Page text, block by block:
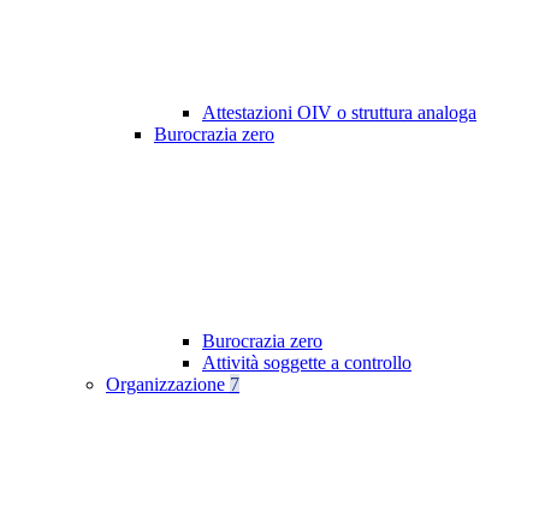
Attestazioni OIV o struttura analoga
Burocrazia zero
Burocrazia zero
Attività soggette a controllo
Organizzazione 7